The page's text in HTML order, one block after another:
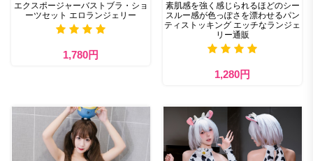
エクスポージャーバストブラ・ショ
ーツセット エロランジェリー
1,780円
素肌感を強く感じられるほどのシー
スルー感が色っぽさを漂わせるパン
ティストッキング エッチなランジェ
リー通販
1,280円